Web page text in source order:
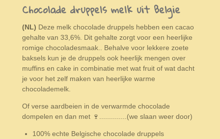
n
Chocolade druppels melk uit Belgie
(NL) Deze melk chocolade druppels hebben een cacao
gehalte van 33,6%. Dit gehalte zorgt voor een heerlijke
romige chocoladesmaak.. Behalve voor lekkere zoete
baksels kun je de druppels ook heerlijk mengen over
muffins en cake in combinatie met wat fruit of wat dacht
je voor het zelf maken van heerlijke warme
chocolademelk.
Of verse aardbeien in de verwarmde chocolade
dompelen en dan met 🍷..............(we slaan weer door)
100% echte Belgische chocolade druppels